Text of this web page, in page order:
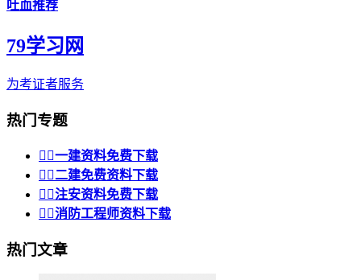
吐血推荐
79学习网
为考证者服务
热门专题
 一建资料免费下载
 二建免费资料下载
 注安资料免费下载
 消防工程师资料下载
热门文章